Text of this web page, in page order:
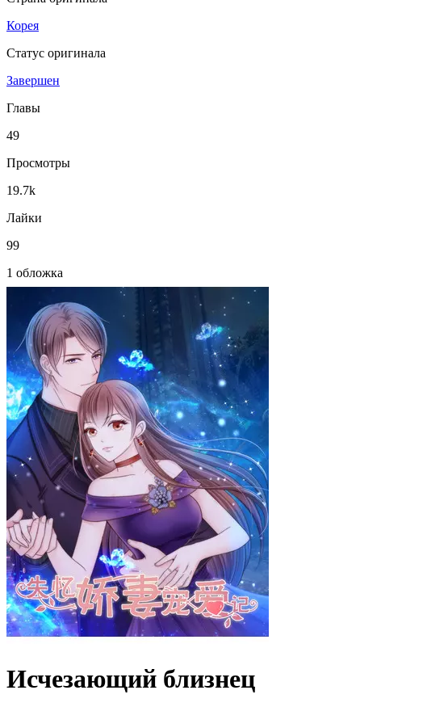
Корея
Статус оригинала
Завершен
Главы
49
Просмотры
19.7k
Лайки
99
1 обложка
Исчезающий близнец